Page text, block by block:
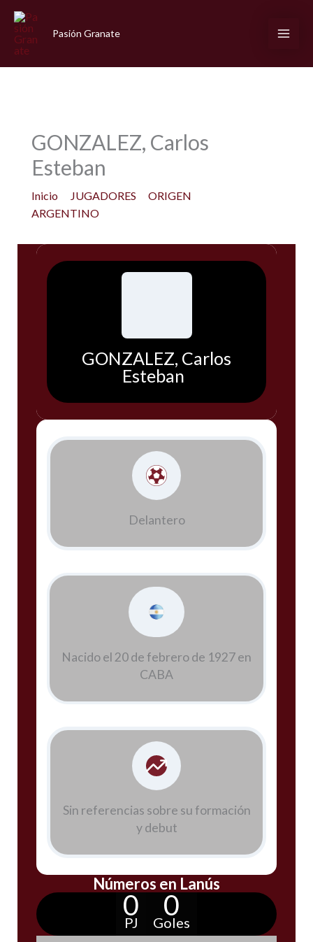
contenido
Pasión Granate
GONZALEZ, Carlos
Esteban
Inicio JUGADORES
ORIGEN
ARGENTINO
GONZALEZ, Carlos
Esteban
Delantero
Nacido el 20 de febrero de 1927 en
CABA
Sin referencias sobre su formación
y debut
Números en Lanús
0
PJ
0
Goles